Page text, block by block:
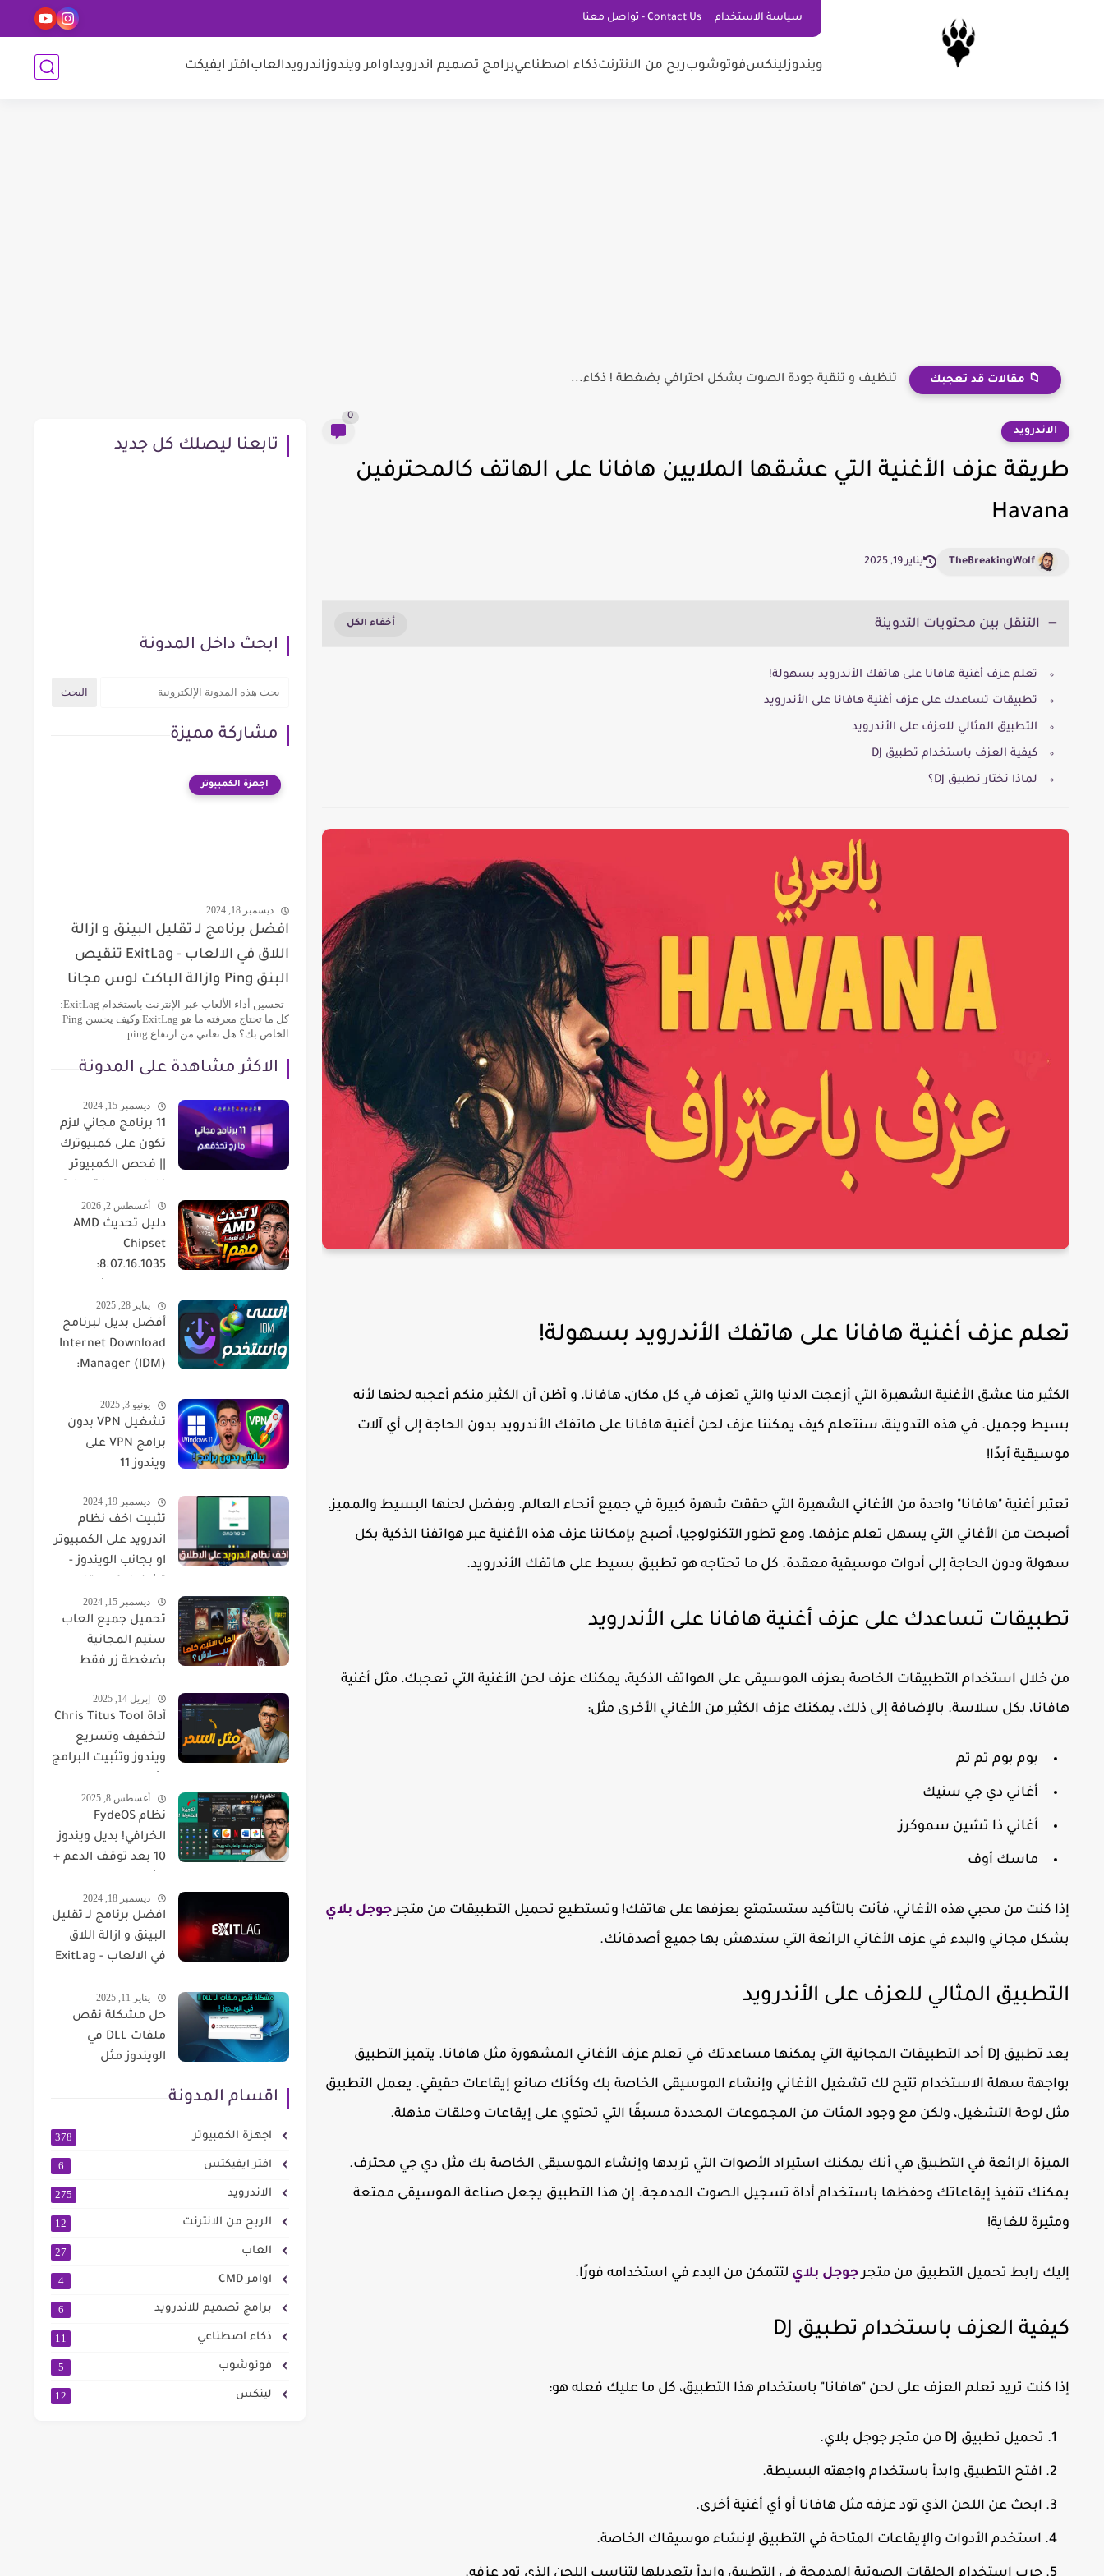
سياسة الاستخدام Contact Us - تواصل معنا
ويندوزلينكسفوتوشوبربح من الانترنتذكاء اصطناعيبرامج تصميم اندرويداوامر ويندوزاندرويدالعابافتر ايفيكت
📁 مقالات قد تعجبك تنظيف و تنقية جودة الصوت بشكل احترافي بضغطة ! ذكاء...
الاندرويد
0
طريقة عزف الأغنية التي عشقها الملايين هافانا على الهاتف كالمحترفين
Havana
TheBreakingWolf يناير 19, 2025
التنقل بين محتويات التدوينة
تعلم عزف أغنية هافانا على هاتفك الأندرويد بسهولة!
تطبيقات تساعدك على عزف أغنية هافانا على الأندرويد
التطبيق المثالي للعزف على الأندرويد
كيفية العزف باستخدام تطبيق DJ
لماذا تختار تطبيق DJ؟
تعلم عزف أغنية هافانا على هاتفك الأندرويد بسهولة!
الكثير منا عشق الأغنية الشهيرة التي أزعجت الدنيا والتي تعزف في كل مكان، هافانا، و أظن أن الكثير منكم أعجبه لحنها لأنه
بسيط وجميل. في هذه التدوينة، سنتعلم كيف يمكننا عزف لحن أغنية هافانا على هاتفك الأندرويد بدون الحاجة إلى أي آلات
موسيقية أبدًا!
تعتبر أغنية "هافانا" واحدة من الأغاني الشهيرة التي حققت شهرة كبيرة في جميع أنحاء العالم. وبفضل لحنها البسيط والمميز،
أصبحت من الأغاني التي يسهل تعلم عزفها. ومع تطور التكنولوجيا، أصبح بإمكاننا عزف هذه الأغنية عبر هواتفنا الذكية بكل
سهولة ودون الحاجة إلى أدوات موسيقية معقدة. كل ما تحتاجه هو تطبيق بسيط على هاتفك الأندرويد.
تطبيقات تساعدك على عزف أغنية هافانا على الأندرويد
من خلال استخدام التطبيقات الخاصة بعزف الموسيقى على الهواتف الذكية، يمكنك عزف لحن الأغنية التي تعجبك، مثل أغنية
هافانا، بكل سلاسة. بالإضافة إلى ذلك، يمكنك عزف الكثير من الأغاني الأخرى مثل:
بوم بوم تم تم
أغاني دي جي سنيك
أغاني ذا تشين سموكرز
ماسك أوف
إذا كنت من محبي هذه الأغاني، فأنت بالتأكيد ستستمتع بعزفها على هاتفك! وتستطيع تحميل التطبيقات من متجرجوجل بلاي
بشكل مجاني والبدء في عزف الأغاني الرائعة التي ستدهش بها جميع أصدقائك.
التطبيق المثالي للعزف على الأندرويد
يعد تطبيق DJ
أحد التطبيقات المجانية التي يمكنها مساعدتك في تعلم عزف الأغاني المشهورة مثل هافانا. يتميز التطبيق
بواجهة سهلة الاستخدام تتيح لك تشغيل الأغاني وإنشاء الموسيقى الخاصة بك وكأنك صانع إيقاعات حقيقي. يعمل التطبيق
مثل لوحة التشغيل، ولكن مع وجود المئات من المجموعات المحددة مسبقًا التي تحتوي على إيقاعات وحلقات مذهلة.
الميزة الرائعة في التطبيق هي أنك يمكنك استيراد الأصوات التي تريدها وإنشاء الموسيقى الخاصة بك مثل دي جي محترف.
يمكنك تنفيذ إيقاعاتك وحفظها باستخدام أداة تسجيل الصوت المدمجة. إن هذا التطبيق يجعل صناعة الموسيقى ممتعة
ومثيرة للغاية!
إليك رابط تحميل التطبيق من متجرجوجل بلاي لتتمكن من البدء في استخدامه فورًا.
كيفية العزف باستخدام تطبيق DJ
إذا كنت تريد تعلم العزف على لحن "هافانا" باستخدام هذا التطبيق، كل ما عليك فعله هو:
تحميل تطبيق DJ من متجر جوجل بلاي.
افتح التطبيق وابدأ باستخدام واجهته البسيطة.
ابحث عن اللحن الذي تود عزفه مثل هافانا أو أي أغنية أخرى.
استخدم الأدوات والإيقاعات المتاحة في التطبيق لإنشاء موسيقاك الخاصة.
تابعنا ليصلك كل جديد
ابحث داخل المدونة
مشاركة مميزة
اجهزة الكمبيوتر
ديسمبر 18, 2024
افضل برنامج لـ تقليل البينق و ازالة
اللاق في الالعاب - ExitLag تنقيص
البنق Ping وازالة الباكت لوس مجانا
تحسين أداء الألعاب عبر الإنترنت باستخدام ExitLag:
كل ما تحتاج معرفته ما هو ExitLag وكيف يحسن Ping
الخاص بك؟ هل تعاني من ارتفاع ping ...
الاكثر مشاهدة على المدونة
ديسمبر 15, 2024
11 برنامج مجاني لازم
تكون على كمبيوترك
|| فحص الكمبيوتر
القطع
أغسطس 2, 2026
دليل تحديث AMD
Chipset
8.07.16.1035:
والحلول
يناير 28, 2025
أفضل بديل لبرنامج
Internet Download
Manager (IDM):
تحميل الملفات
يونيو 3, 2025
تشغيل VPN بدون
برامج VPN على
ويندوز 11
ديسمبر 19, 2024
تثبيت اخف نظام
اندرويد على الكمبيوتر
او بجانب الويندوز -
الكمبيوتر FydeOS
ديسمبر 15, 2024
تحميل جميع العاب
ستيم المجانية
بضغطة زر فقط
إبريل 14, 2025
أداة Chris Titus Tool
لتخفيف وتسريع
ويندوز وتثبيت البرامج
أغسطس 8, 2025
نظام FydeOS
الخرافي! بديل ويندوز
10 بعد توقف الدعم +
وألعاب أندرويد🔥
ديسمبر 18, 2024
افضل برنامج لـ تقليل
البينق و ازالة اللاق
في الالعاب - ExitLag
وازالة الباكت لوس
مجانا
يناير 11, 2025
حل مشكلة نقص
ملفات DLL في
الويندوز مثل
اقسام المدونة
اجهزة الكمبيوتر 378
افتر ايفيكتس 6
الاندرويد 275
الربح من الانترنت 12
العاب 27
اوامر CMD 4
برامج تصميم للاندرويد 6
ذكاء اصطناعي 11
فوتوشوب 5
لينكس 12